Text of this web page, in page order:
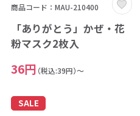
商品コード：MAU-210400
「ありがとう」かぜ・花
粉マスク2枚入
36円 （税込:39円）～
SALE